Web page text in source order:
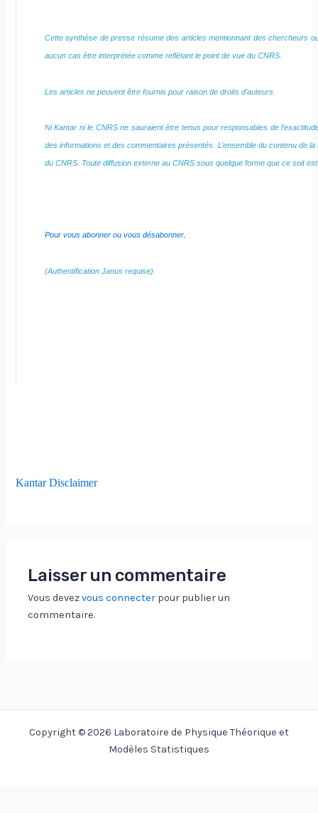
Cette synthèse de presse résume des articles mentionnant des chercheurs
aucun cas être interprétée comme reflétant le point de vue du CNRS.
Les articles ne peuvent être fournis pour raison de droits d’auteurs.
Ni Kantar ni le CNRS ne sauraient être tenus pour responsables de
des informations et des commentaires présentés. L’ensemble du contenu de
du CNRS. Toute diffusion externe au CNRS sous quelque forme que ce soit
Pour vous abonner ou vous désabonner.
(Authentification Janus requise)
Kantar Disclaimer
Laisser un commentaire
Vous devezvous connecter pour publier un
commentaire.
Copyright © 2026 Laboratoire de Physique Théorique et
Modèles Statistiques